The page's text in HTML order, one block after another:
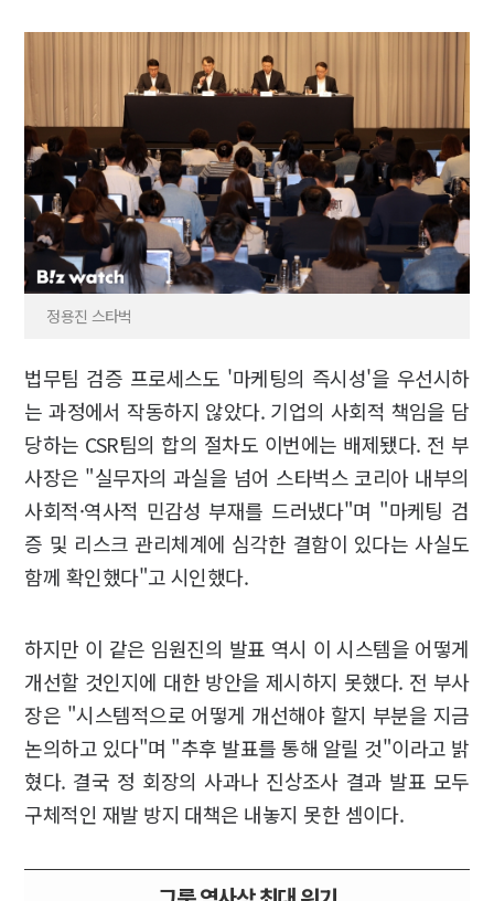
정용진 스타벅
법무팀 검증 프로세스도 '마케팅의 즉시성'을 우선시하
는 과정에서 작동하지 않았다. 기업의 사회적 책임을 담
당하는 CSR팀의 합의 절차도 이번에는 배제됐다. 전 부
사장은 "실무자의 과실을 넘어 스타벅스 코리아 내부의
사회적·역사적 민감성 부재를 드러냈다"며 "마케팅 검
증 및 리스크 관리체계에 심각한 결함이 있다는 사실도
함께 확인했다"고 시인했다.
하지만 이 같은 임원진의 발표 역시 이 시스템을 어떻게
개선할 것인지에 대한 방안을 제시하지 못했다. 전 부사
장은 "시스템적으로 어떻게 개선해야 할지 부분을 지금
논의하고 있다"며 "추후 발표를 통해 알릴 것"이라고 밝
혔다. 결국 정 회장의 사과나 진상조사 결과 발표 모두
구체적인 재발 방지 대책은 내놓지 못한 셈이다.